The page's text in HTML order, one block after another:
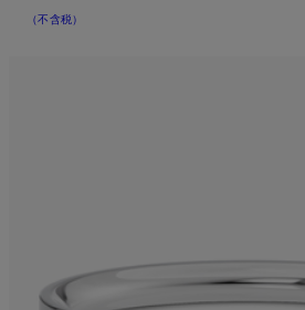
（不含税）